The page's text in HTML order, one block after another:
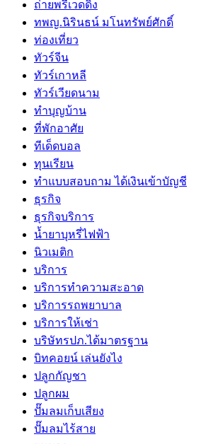
ถ่ายพรีเวดดิ้ง
ทพญ.นิรินธน์ มโนทรัพย์ศักดิ์
ท่องเที่ยว
ทัวร์จีน
ทัวร์เกาหลี
ทัวร์เวียดนาม
ทำบุญบ้าน
ที่พักอาศัย
ทีเด็ดบอล
ทุนเรียน
ทําแบบสอบถาม ได้เงินเข้าบัญชี
ธุรกิจ
ธุรกิจบริการ
น้ำยาบุหรี่ไฟฟ้า
นิวเมติก
บริการ
บริการทำความสะอาด
บริการรถพยาบาล
บริการให้เช่า
บริษัทรปภ.ได้มาตรฐาน
บิทคอยน์ เล่นยังไง
ปลูกกัญชา
ปลูกผม
ปั๊มลมเก็บเสียง
ปั๊มลมไร้สาย